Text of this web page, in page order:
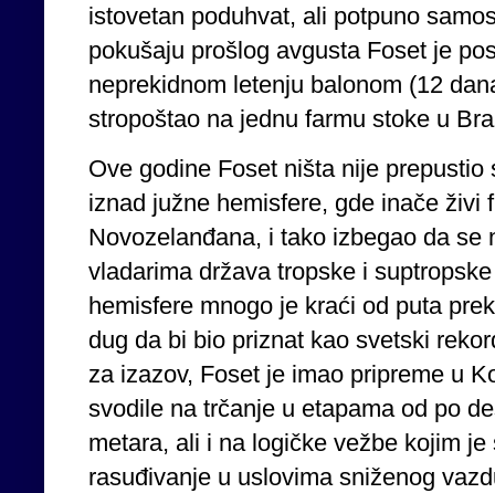
istovetan poduhvat, ali potpuno
pokušaju prošlog avgusta Foset je
neprekidnom letenju balonom (12
stropoštao na jednu farmu stoke u
Ove godine Foset ništa nije
iznad južne hemisfere, gde inače živi
Novozelanđana, i tako izbegao da se
vladarima država tropske i
hemisfere mnogo je kraći od puta
dug da bi bio priznat kao svetski
za izazov, Foset je imao pripreme u
svodile na trčanje u etapama od po
metara, ali i na logičke vežbe kojim
rasuđivanje u uslovima sniženog